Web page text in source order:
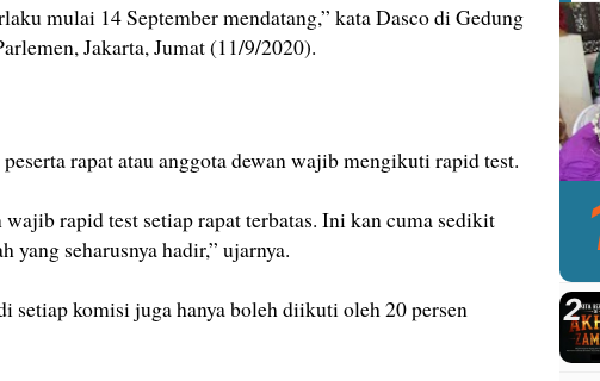
mulai 14 September mendatang,” kata Dasco di Gedung
Jakarta, Jumat (11/9/2020).
rapat atau anggota dewan wajib mengikuti rapid test.
wajib rapid test setiap rapat terbatas. Ini kan cuma sedikit
yang seharusnya hadir,” ujarnya.
setiap komisi juga hanya boleh diikuti oleh 20 persen